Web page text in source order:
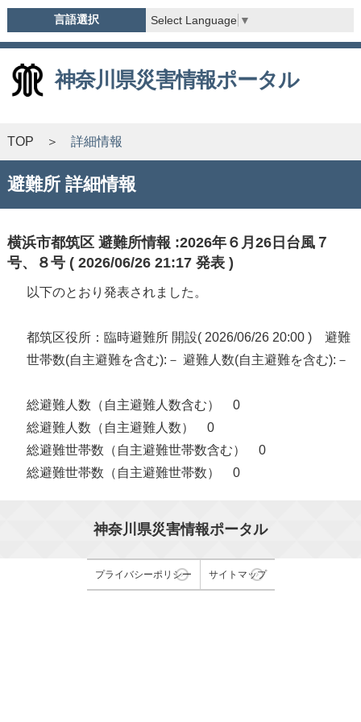
言語選択 Select Language ▼
神奈川県災害情報ポータル
TOP 詳細情報
避難所 詳細情報
横浜市都筑区 避難所情報 :2026年６月26日台風７
号、８号 ( 2026/06/26 21:17 発表 )
以下のとおり発表されました。
都筑区役所：臨時避難所 開設( 2026/06/26 20:00 ) 避難
世帯数(自主避難を含む):－ 避難人数(自主避難を含む):－
総避難人数（自主避難人数含む） 0
総避難人数（自主避難人数） 0
総避難世帯数（自主避難世帯数含む） 0
総避難世帯数（自主避難世帯数） 0
神奈川県災害情報ポータル
プライバシーポリシー サイトマップ